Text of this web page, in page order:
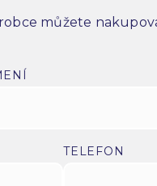
můžete
TELEFON